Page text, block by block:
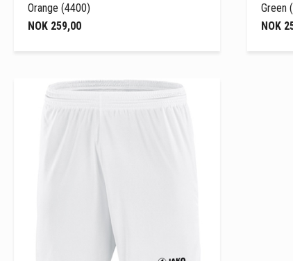
Orange (4400)
NOK 259,00
Green
NOK